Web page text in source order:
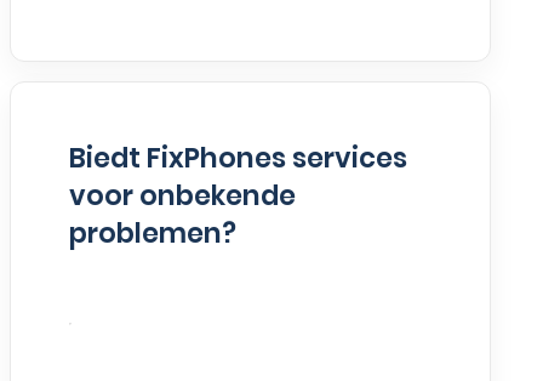
Biedt FixPhones services
voor onbekende
problemen?